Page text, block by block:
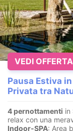
Pausa Estiva
Privata tra
4 pernottamenti in
relax con una
Indoor-SPA: Area
VEDI OFFERTA